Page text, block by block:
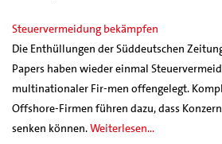
Steuervermeidung bekämpfen
Die Enthüllungen der Süddeutschen
Papers haben wieder einmal
multinationaler Fir-men offengelegt.
Offshore-Firmen führen dazu, dass
senken können.Weiterlesen…